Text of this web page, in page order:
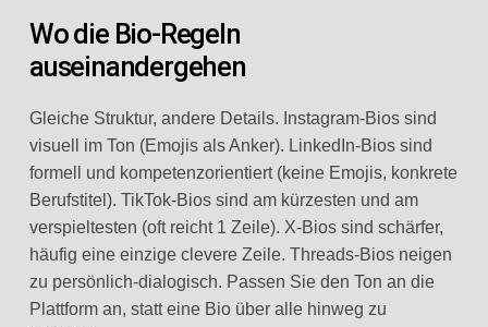
Wo die Bio-Regeln
auseinandergehen
Gleiche Struktur, andere Details. Instagram-Bios sind
visuell im Ton (Emojis als Anker). LinkedIn-Bios sind
formell und kompetenzorientiert (keine Emojis, konkrete
Berufstitel). TikTok-Bios sind am kürzesten und am
verspieltesten (oft reicht 1 Zeile). X-Bios sind schärfer,
häufig eine einzige clevere Zeile. Threads-Bios neigen
zu persönlich-dialogisch. Passen Sie den Ton an die
Plattform an, statt eine Bio über alle hinweg zu